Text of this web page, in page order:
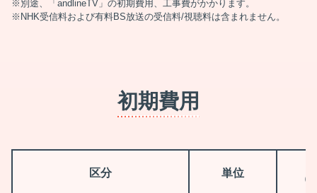
別途、「andlineTV」の初期費用、工事費がかかります。
NHK受信料および有料BS放送の受信料/視聴料は含まれません。
初期費用
区分 単位
（